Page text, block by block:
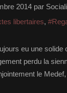
2014 par
libertaires,
eu une
perdu la
le